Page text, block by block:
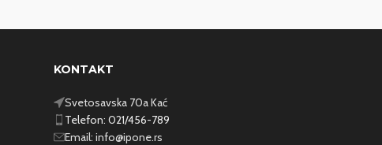
KONTAKT
Svetosavska 70a Kać
Telefon: 021/456-789
Email:info@ipone.rs